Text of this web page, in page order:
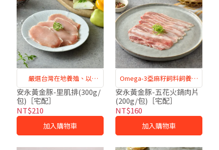
嚴選台灣在地養殖、以
Omega-3亞麻籽飼養的健康
豬隻，美味又安心
安永黃金豚-里肌排(300g/
包)［宅配］
NT$210
加入購物車
Omega-3亞麻籽飼料飼養，
油脂豐富，口感軟嫩
安永黃金豚-五花火鍋肉片
(200g/包)［宅配］
NT$160
加入購物車